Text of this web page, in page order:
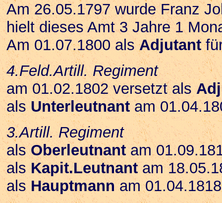
Am 26.05.1797 wurde Franz
hielt dieses Amt 3 Jahre 1
Am 01.07.1800 alsAdjutant
4.Feld.Artill. Regiment
am 01.02.1802 versetzt als
als Unterleutnantam
3.Artill. Regiment
alsOberleutnantam
alsKapit.Leutnantam
alsHauptmannam